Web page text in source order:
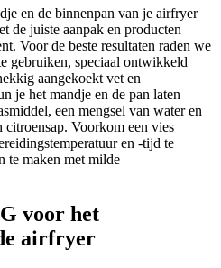
en de binnenpan van je airfryer
de juiste aanpak en producten
Voor de beste resultaten raden we
gebruiken, speciaal ontwikkeld
aangekoekt vet en
je het mandje en de pan laten
een mengsel van water en
citroensap. Voorkom een vies
en -tijd te
te maken met milde
voor het
airfryer